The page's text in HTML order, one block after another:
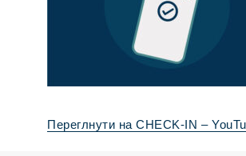
Переглнути на CHECK-IN –